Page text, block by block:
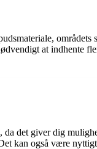
områdets
at indhente
det giver dig
kan også være